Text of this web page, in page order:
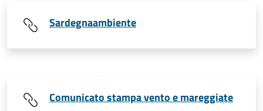
Sardegnaambiente
Comunicato stampa vento e mareggiate